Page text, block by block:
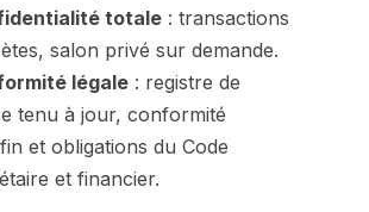
totale: transactions
salon privé sur demande.
légale: registre de
tenu à jour, conformité
et obligations du Code
et financier.